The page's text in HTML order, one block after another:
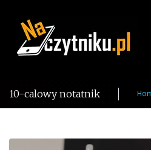
content
10-calowy notatnik